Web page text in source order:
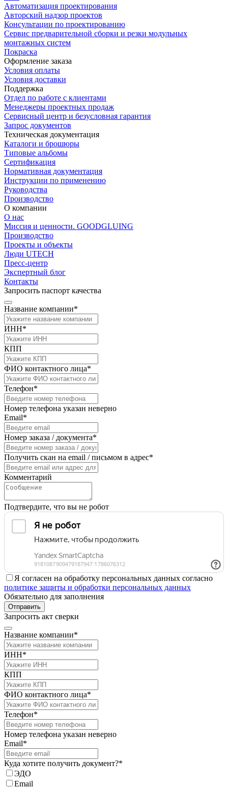
Автоматизация проектирования
Авторский надзор проектов
Консультации по проектированию
Сервис предварительной сборки и резки модульных
монтажных систем
Покраска
Оформление заказа
Условия оплаты
Условия доставки
Поддержка
Отдел по работе с клиентами
Менеджеры проектных продаж
Сервисный центр и безусловная гарантия
Запрос документов
Техническая документация
Каталоги и брошюры
Типовые альбомы
Сертификация
Нормативная документация
Инструкции по применению
Руководства
Производство
О компании
О нас
Миссия и ценности. GOODGLUING
Производство
Проекты и объекты
Люди UTECH
Пресс-центр
Экспертный блог
Контакты
Запросить паспорт качества
Название компании*
ИНН*
КПП
ФИО контактного лица*
Телефон*
Номер телефона указан неверно
Email*
Номер заказа / документа*
Получить скан на email / письмом в адрес*
Комментарий
Подтвердите, что вы не робот
Я согласен на обработку персональных данных согласно
политике защиты и обработки персональных данных
Обязательно для заполнения
Отправить
Запросить акт сверки
Название компании*
ИНН*
КПП
ФИО контактного лица*
Телефон*
Номер телефона указан неверно
Email*
Куда хотите получить документ?*
ЭДО
Email